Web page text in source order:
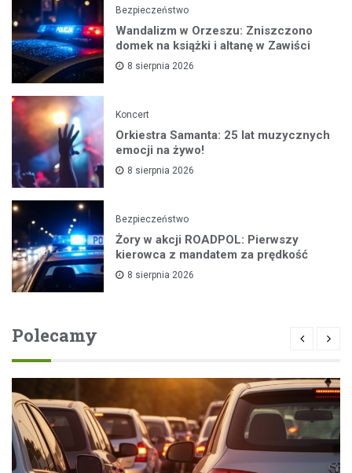
Bezpieczeństwo
Wandalizm w Orzeszu: Zniszczono
domek na książki i altanę w Zawiści
8 sierpnia 2026
Koncert
Orkiestra Samanta: 25 lat muzycznych
emocji na żywo!
8 sierpnia 2026
Bezpieczeństwo
Żory w akcji ROADPOL: Pierwszy
kierowca z mandatem za prędkość
8 sierpnia 2026
Polecamy